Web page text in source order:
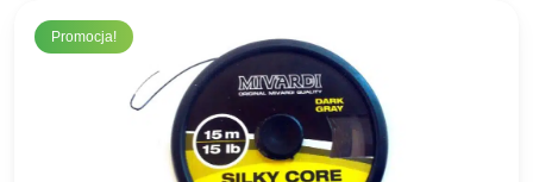
0,50 zł
Promocja!